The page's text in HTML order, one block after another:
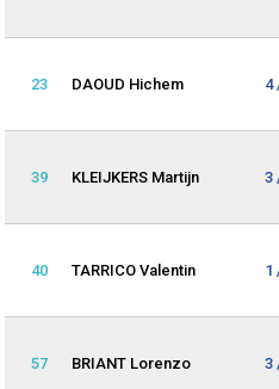
23 DAOUD Hichem 4
39 KLEIJKERS Martijn 3
40 TARRICO Valentin 1
57 BRIANT Lorenzo 3